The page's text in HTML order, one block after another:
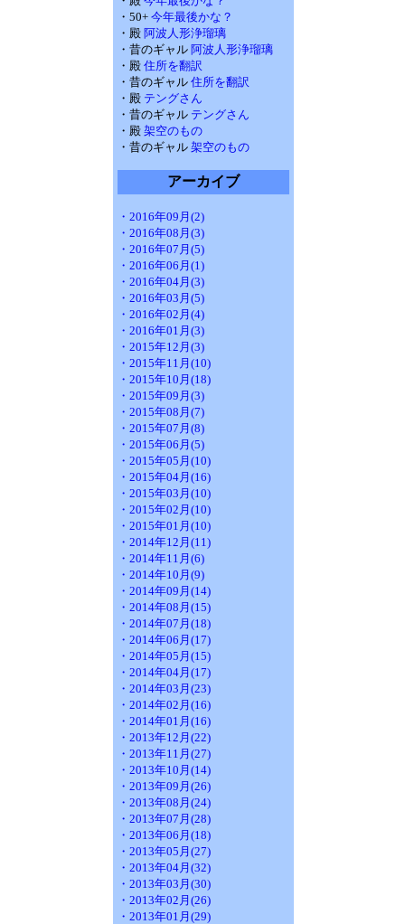
・50+ 今年最後かな？
・殿 阿波人形浄瑠璃
・昔のギャル 阿波人形浄瑠璃
・殿 住所を翻訳
・昔のギャル 住所を翻訳
・殿 テングさん
・昔のギャル テングさん
・殿 架空のもの
・昔のギャル 架空のもの
アーカイブ
・2016年09月(2)
・2016年08月(3)
・2016年07月(5)
・2016年06月(1)
・2016年04月(3)
・2016年03月(5)
・2016年02月(4)
・2016年01月(3)
・2015年12月(3)
・2015年11月(10)
・2015年10月(18)
・2015年09月(3)
・2015年08月(7)
・2015年07月(8)
・2015年06月(5)
・2015年05月(10)
・2015年04月(16)
・2015年03月(10)
・2015年02月(10)
・2015年01月(10)
・2014年12月(11)
・2014年11月(6)
・2014年10月(9)
・2014年09月(14)
・2014年08月(15)
・2014年07月(18)
・2014年06月(17)
・2014年05月(15)
・2014年04月(17)
・2014年03月(23)
・2014年02月(16)
・2014年01月(16)
・2013年12月(22)
・2013年11月(27)
・2013年10月(14)
・2013年09月(26)
・2013年08月(24)
・2013年07月(28)
・2013年06月(18)
・2013年05月(27)
・2013年04月(32)
・2013年03月(30)
・2013年02月(26)
・2013年01月(29)